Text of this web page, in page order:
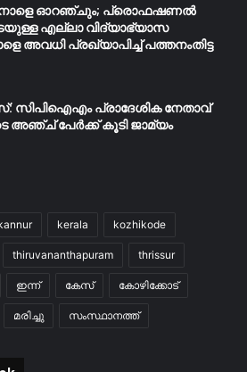
ഓറഞ്ചും; പ്രൊഫഷണൽ
എല്ലാ വിദ്യാഭ്യാസ
അവധി പ്രഖ്യാപിച്ച് പത്തനംതിട്ട
പ്രാദേശിക നേതാവ്
അഞ്ച് പേർക്ക് കൂടി ജാമ്യം
kerala kozhikode
thiruvananthapuram thrissur
ഇന്ന് കേസ് കോഴിക്കോട്
മരിച്ചു സംസ്ഥാനത്ത്